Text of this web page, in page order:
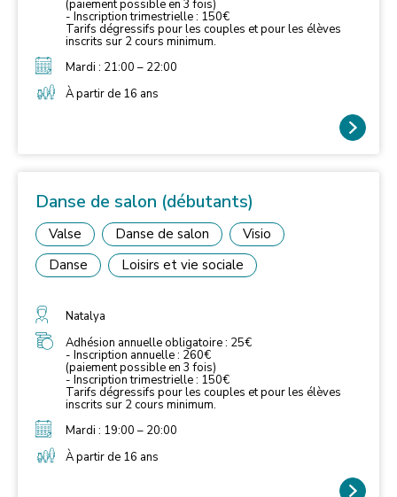
(paiement possible en 3 fois)
- Inscription trimestrielle : 150€
Tarifs dégressifs pour les couples et pour les élèves
inscrits sur 2 cours minimum.
Mardi : 21:00 – 22:00
À partir de 16 ans
Danse de salon (débutants)
Valse Danse de salon
Visio
Danse
Loisirs et vie sociale
Natalya
Adhésion annuelle obligatoire : 25€
- Inscription annuelle : 260€
(paiement possible en 3 fois)
- Inscription trimestrielle : 150€
Tarifs dégressifs pour les couples et pour les élèves
inscrits sur 2 cours minimum.
Mardi : 19:00 – 20:00
À partir de 16 ans